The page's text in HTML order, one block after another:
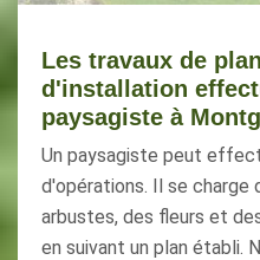
Les travaux de
d'installation
paysagiste à
Un paysagiste peut
d'opérations. Il se charge
arbustes, des fleurs et
en suivant un plan établi.